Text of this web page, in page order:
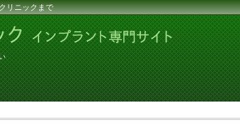
リニックまで